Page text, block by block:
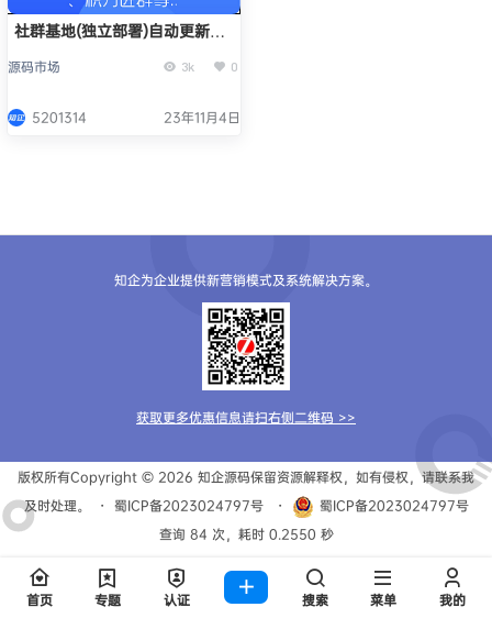
社群基地(独立部署)自动更新微
源码市场 3k 0
5201314 23年11月4日
知企为企业提供新营销模式及系统解决方案。
获取更多优惠信息请扫右侧二维码 >>
版权所有Copyright © 2026 知企源码保留资源解释权，如有侵权，请联系我
及时处理。
・ 蜀ICP备2023024797号 ・
蜀ICP备2023024797号
查询 84 次，耗时 0.2550 秒
首页 专题 认证 搜索 菜单 我的